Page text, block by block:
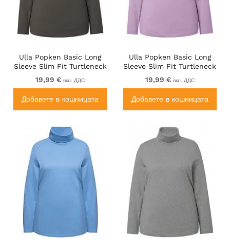
Ulla Popken Basic Long
Sleeve Slim Fit Turtleneck
Graphite Grey
19,99 € вкл. ДДС
Добавете в кошницата
Ulla Popken Basic Long
Sleeve Slim Fit Turtleneck
Lavender
19,99 € вкл. ДДС
Добавете в кошницата